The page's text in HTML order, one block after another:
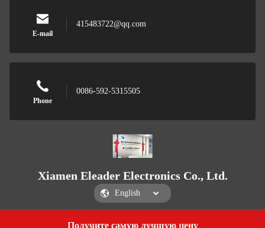
Получите самую лучшую цену
E-mail
415483722@qq.com
Phone
0086-592-5315505
Xiamen Eleader Electronics Co., Ltd.